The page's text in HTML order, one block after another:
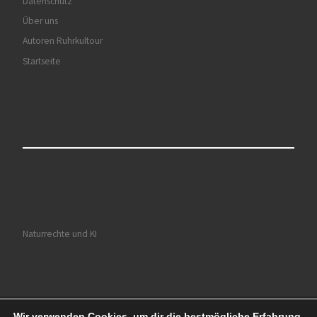
Über uns
Autoren Ruhrkultour
Startseite
Naturrechte und KI